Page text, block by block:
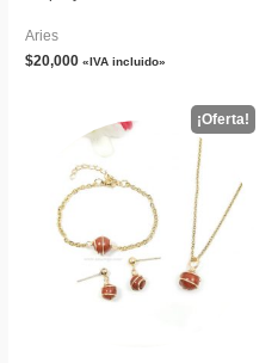
Aries
$20,000 «IVA incluido»